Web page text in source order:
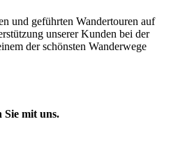
und geführten Wandertouren auf
unserer Kunden bei der
der schönsten Wanderwege
Sie mit uns.